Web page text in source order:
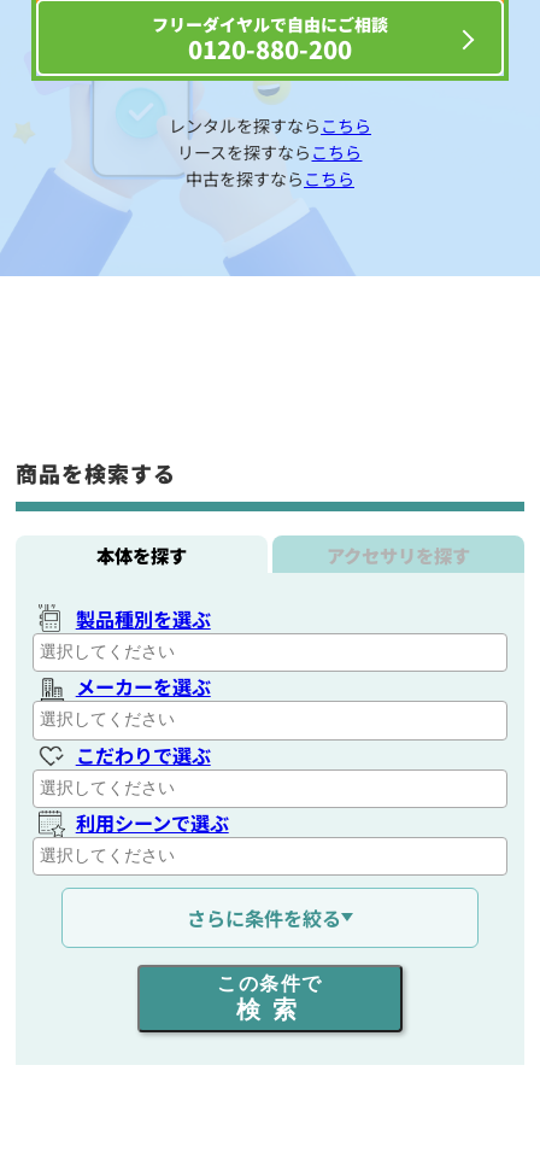
フリーダイヤルで自由にご相談
0120-880-200
レンタルを探すなら こちら
リースを探すなら こちら
中古を探すなら こちら
商品を検索する
本体を探す アクセサリを探す
製品種別を選ぶ
メーカーを選ぶ
こだわりで選ぶ
利用シーンで選ぶ
通信距離を選ぶ
出力を選ぶ
同時通話人数を選ぶ
さらに条件を絞る
この条件で
検索